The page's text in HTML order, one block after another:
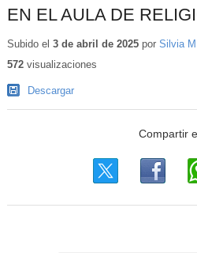
EN EL AULA DE
Subido el 3 de abril de 2025por Silvia M.
572visualizaciones
Descargar